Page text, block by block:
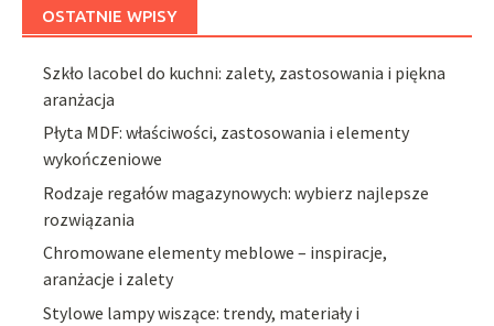
OSTATNIE WPISY
Szkło lacobel do kuchni: zalety, zastosowania i piękna
aranżacja
Płyta MDF: właściwości, zastosowania i elementy
wykończeniowe
Rodzaje regałów magazynowych: wybierz najlepsze
rozwiązania
Chromowane elementy meblowe – inspiracje,
aranżacje i zalety
Stylowe lampy wiszące: trendy, materiały i